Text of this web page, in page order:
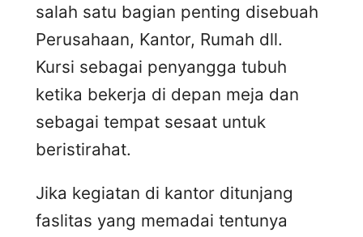
salah satu bagian penting disebuah
Perusahaan, Kantor, Rumah dll.
Kursi sebagai penyangga tubuh
ketika bekerja di depan meja dan
sebagai tempat sesaat untuk
beristirahat.
Jika kegiatan di kantor ditunjang
faslitas yang memadai tentunya